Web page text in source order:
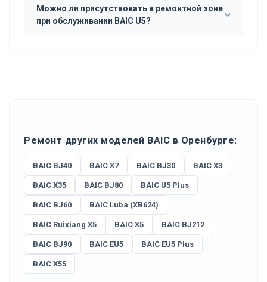
Можно ли присутствовать в ремонтной зоне
при обслуживании BAIC U5?
Ремонт других моделей BAIC в Оренбурге:
BAIC BJ40 BAIC X7 BAIC BJ30 BAIC X3
BAIC X35 BAIC BJ80 BAIC U5 Plus
BAIC BJ60 BAIC Luba (XB624)
BAIC Ruixiang X5 BAIC X5 BAIC BJ212
BAIC BJ90 BAIC EU5 BAIC EU5 Plus
BAIC X55